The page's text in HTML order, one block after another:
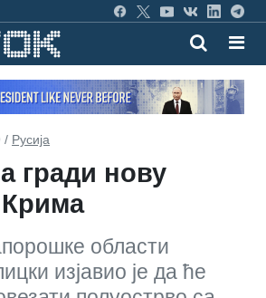
/ Русија
гради нову
Крима
области
изјавио је да ће